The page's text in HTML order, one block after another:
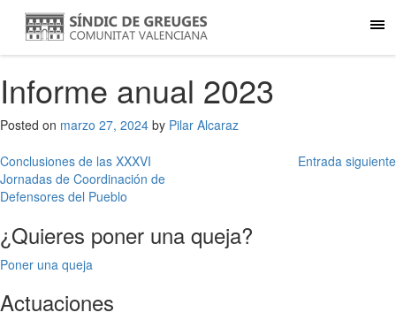
Informe anual 2023
Posted on marzo 27, 2024 by Pilar Alcaraz
Navegación
de
entradas
Conclusiones de las XXXVI
Jornadas de Coordinación de
Defensores del Pueblo
Entrada siguiente
¿Quieres poner una queja?
Poner una queja
Actuaciones